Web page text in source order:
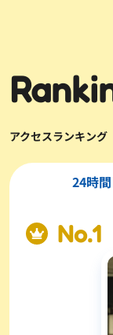
アクセスランキング
24時間